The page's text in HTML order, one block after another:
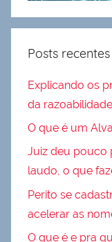
Posts recentes
Explicando os
da razoabilidade
O que é um
Juiz deu pouco
laudo, o que
Perito se
acelerar as
O que é e pra